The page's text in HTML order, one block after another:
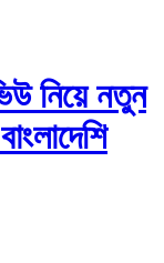
নিয়ে নতুন